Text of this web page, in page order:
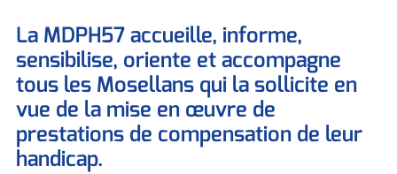
(PCH)
Signaler un enfant en danger
La MDPH57 accueille, informe,
sensibilise, oriente et accompagne
tous les Mosellans qui la sollicite en
vue de la mise en œuvre de
prestations de compensation de leur
handicap.